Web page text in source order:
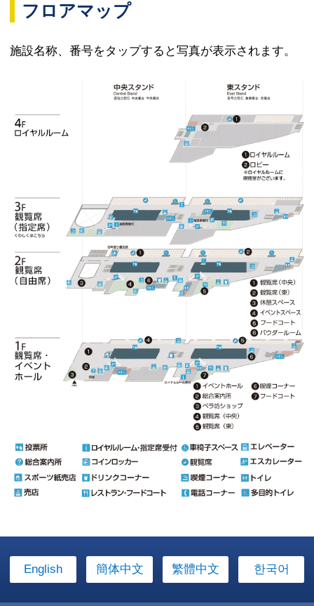
フロアマップ
施設名称、番号をタップすると写真が表示されます。
English 簡体中文 繁體中文 한국어